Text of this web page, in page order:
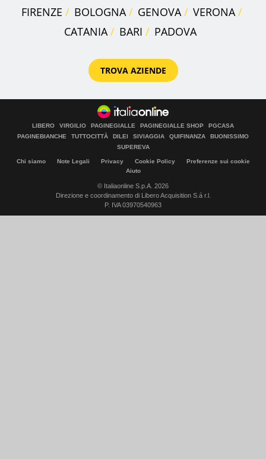
FIRENZE
BOLOGNA GENOVA
VERONA
CATANIA
BARI PADOVA
TROVA AZIENDE
LIBERO VIRGILIO PAGINEGIALLE PAGINEGIALLE SHOP
PGCASA
PAGINEBIANCHE
TUTTOCITTÀ DILEI SIVIAGGIA QUIFINANZA
BUONISSIMO
SUPEREVA
Chi siamo Note Legali Privacy Cookie Policy
Preferenze sui cookie
Aiuto
© Italiaonline S.p.A. 2026
Direzione e coordinamento di Libero Acquisition S.á r.l.
P. IVA 03970540963